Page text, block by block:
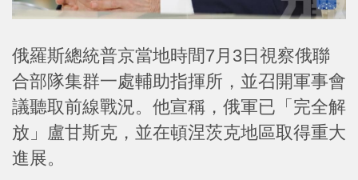
俄羅斯總統普京當地時間7月3日視察俄聯
合部隊集群一處輔助指揮所，並召開軍事會
議聽取前線戰況。他宣稱，俄軍已「完全解
放」盧甘斯克，並在頓涅茨克地區取得重大
進展。